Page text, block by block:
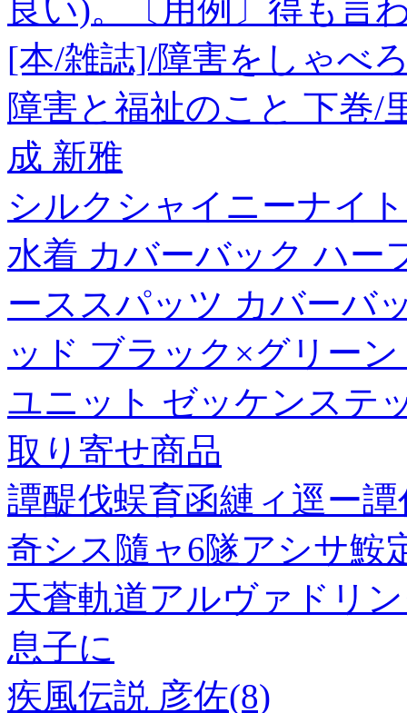
良い)。〔用例〕得も言
[本/雑誌]/障害をしゃべ
障害と福祉のこと 下巻/
成 新雅
シルクシャイニーナイ
水着 カバーバック ハー
ーススパッツ カバーバ
ッド ブラック×グリー
ユニット ゼッケンステ
取り寄せ商品
譚醍伐蜈育函縺ィ逕ー
奇シス隨ャ6隧アシサ鮟
天蒼軌道アルヴァドリ
息子に
疾風伝説 彦佐(8)